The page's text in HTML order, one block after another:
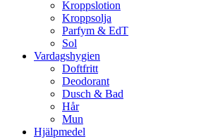
Kroppslotion
Kroppsolja
Parfym & EdT
Sol
Vardagshygien
Doftfritt
Deodorant
Dusch & Bad
Hår
Mun
Hjälpmedel